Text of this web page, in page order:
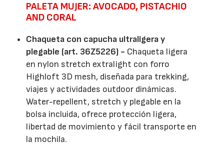
PALETA MUJER: AVOCADO, PISTACHIO
AND CORAL
Chaqueta con capucha ultraligera y
plegable (art. 36Z5226) - Chaqueta ligera
en nylon stretch extralight con forro
Highloft 3D mesh, diseñada para trekking,
viajes y actividades outdoor dinámicas.
Water-repellent, stretch y plegable en la
bolsa incluida, ofrece protección ligera,
libertad de movimiento y fácil transporte en
la mochila.